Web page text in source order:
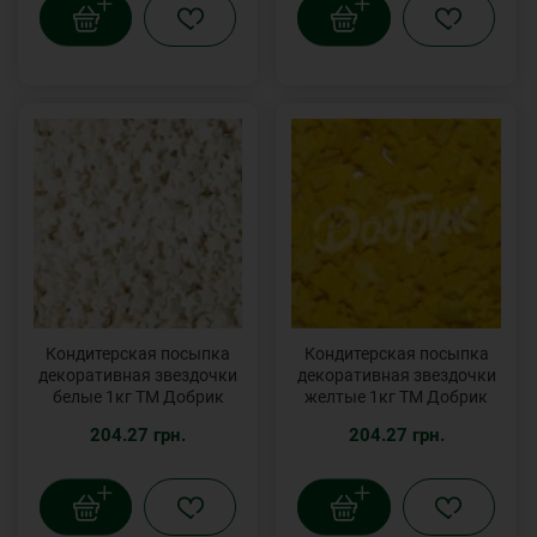
Кондитерская посыпка
декоративная звездочки
белые 1кг ТМ Добрик
204.27 грн.
Кондитерская посыпка
декоративная звездочки
желтые 1кг ТМ Добрик
204.27 грн.